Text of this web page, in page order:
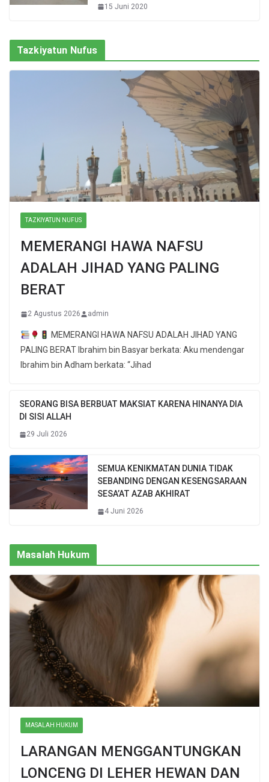
15 Juni 2020
Tazkiyatun Nufus
TAZKIYATUN NUFUS
MEMERANGI HAWA NAFSU
ADALAH JIHAD YANG PALING
BERAT
2 Agustus 2026 admin
MEMERANGI HAWA NAFSU ADALAH JIHAD YANG
PALING BERAT Ibrahim bin Basyar berkata: Aku mendengar
Ibrahim bin Adham berkata: “Jihad
SEORANG BISA BERBUAT MAKSIAT KARENA HINANYA DIA
DI SISI ALLAH
29 Juli 2026
SEMUA KENIKMATAN DUNIA TIDAK
SEBANDING DENGAN KESENGSARAAN
SESA’AT AZAB AKHIRAT
4 Juni 2026
Masalah Hukum
MASALAH HUKUM
LARANGAN MENGGANTUNGKAN
LONCENG DI LEHER HEWAN DAN